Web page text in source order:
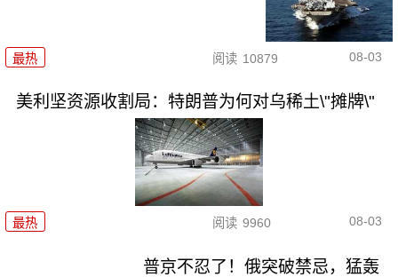
最热 阅读 10879 08-03
美利坚资源收割局：特朗普为何对乌稀土\"摊牌\"
最热 阅读 9960 08-03
普京不忍了！俄突破禁忌，猛轰